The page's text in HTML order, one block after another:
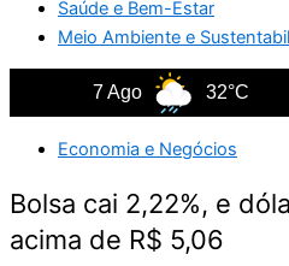
Saúde e Bem-Estar
Meio Ambiente e
7 Ago 32°C
Economia e Negócios
Bolsa cai 2,22%, e
acima de R$ 5,06